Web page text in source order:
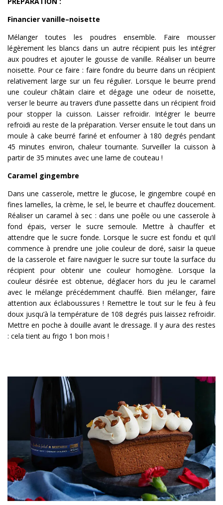
Financier vanille–noisette
Mélanger toutes les poudres ensemble. Faire mousser
légèrement les blancs dans un autre récipient puis les intégrer
aux poudres et ajouter le gousse de vanille. Réaliser un beurre
noisette. Pour ce faire : faire fondre du beurre dans un récipient
relativement large sur un feu régulier. Lorsque le beurre prend
une couleur châtain claire et dégage une odeur de noisette,
verser le beurre au travers d’une passette dans un récipient froid
pour stopper la cuisson. Laisser refroidir. Intégrer le beurre
refroidi au reste de la préparation. Verser ensuite le tout dans un
moule à cake beurré fariné et enfourner à 180 degrés pendant
45 minutes environ, chaleur tournante. Surveiller la cuisson à
partir de 35 minutes avec une lame de couteau !
Caramel gingembre
Dans une casserole, mettre le glucose, le gingembre coupé en
fines lamelles, la crème, le sel, le beurre et chauffez doucement.
Réaliser un caramel à sec : dans une poêle ou une casserole à
fond épais, verser le sucre semoule. Mettre à chauffer et
attendre que le sucre fonde. Lorsque le sucre est fondu et qu’il
commence à prendre une jolie couleur de doré, saisir la queue
de la casserole et faire naviguer le sucre sur toute la surface du
récipient pour obtenir une couleur homogène. Lorsque la
couleur désirée est obtenue, déglacer hors du jeu le caramel
avec le mélange précédemment chauffé. Bien mélanger, faire
attention aux éclaboussures ! Remettre le tout sur le feu à feu
doux jusqu’à la température de 108 degrés puis laissez refroidir.
Mettre en poche à douille avant le dressage. Il y aura des restes
: cela tient au frigo 1 bon mois !